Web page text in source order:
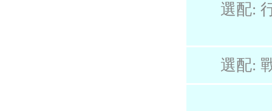
選配: 行
選配: 戰